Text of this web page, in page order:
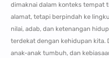
dimaknai dalam konteks tempat
alamat, tetapi berpindah ke
nilai, adab, dan ketenangan
terdekat dengan kehidupan kita.
anak-anak tumbuh, dan